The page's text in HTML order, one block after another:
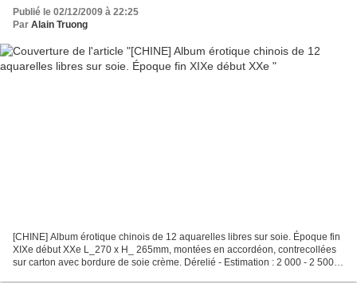
Publié le 02/12/2009 à 22:25
Par Alain Truong
[CHINE] Album érotique chinois de 12 aquarelles libres sur soie. Époque fin
XIXe début XXe L_270 x H_ 265mm, montées en accordéon, contrecollées
sur carton avec bordure de soie crème. Dérelié - Estimation : 2 000 - 2 500 €